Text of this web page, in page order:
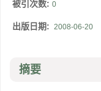
被引次数: 0
出版日期: 2008-06-20
摘要